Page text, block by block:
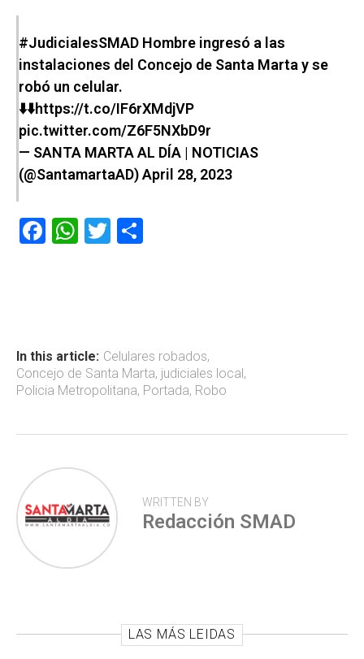
#JudicialesSMAD Hombre ingresó a las
instalaciones del Concejo de Santa Marta y se
robó un celular.
⬇️⬇️https://t.co/IF6rXMdjVP
pic.twitter.com/Z6F5NXbD9r
— SANTA MARTA AL DÍA | NOTICIAS
(@SantamartaAD)April 28, 2023
F
ok
W
p
p
T
tir
In this article: Celulares robados,
Concejo de Santa Marta, judiciales local ,
Policia Metropolitana, Portada, Robo
WRITTEN BY
Redacción SMAD
LAS MÁS LEIDAS